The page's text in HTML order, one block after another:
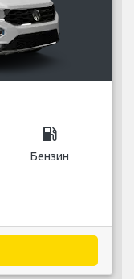
local_gas_station
Бензин